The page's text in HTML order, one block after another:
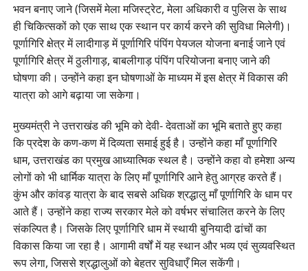
भवन बनाए जाने (जिसमें मेला मजिस्ट्रेट, मेला अधिकारी व पुलिस के साथ
ही चिकित्सकों को एक साथ एक स्थान पर कार्य करने की सुविधा मिलेगी)।
पूर्णागिरि क्षेत्र में लादीगाड़ में पूर्णागिरि पंपिंग पेयजल योजना बनाई जाने एवं
पूर्णागिरि क्षेत्र में ठुलीगाड़, बाबलीगाड़ पंपिंग परियोजना बनाए जाने की
घोषणा की। उन्होंने कहा इन घोषणाओं के माध्यम में इस क्षेत्र में विकास की
यात्रा को आगे बढ़ाया जा सकेगा।
मुख्यमंत्री ने उत्तराखंड की भूमि को देवी- देवताओं का भूमि बताते हुए कहा
कि प्रदेश के कण-कण में दिव्यता समाई हुई है। उन्होंने कहा माँ पूर्णागिरि
धाम, उत्तराखंड का प्रमुख आध्यात्मिक स्थल है। उन्होंने कहा वो हमेशा अन्य
लोगों को भी धार्मिक यात्रा के लिए माँ पूर्णागिरि आने हेतु आग्रह करते हैं।
कुंभ और कांवड़ यात्रा के बाद सबसे अधिक श्रद्धालु माँ पूर्णागिरि के धाम पर
आते हैं। उन्होंने कहा राज्य सरकार मेले को वर्षभर संचालित करने के लिए
संकल्पित है। जिसके लिए पूर्णागिरि धाम में स्थायी बुनियादी ढांचों का
विकास किया जा रहा है। आगामी वर्षों में यह स्थान और भव्य एवं सुव्यवस्थित
रूप लेगा, जिससे श्रद्धालुओं को बेहतर सुविधाएँ मिल सकेंगी।